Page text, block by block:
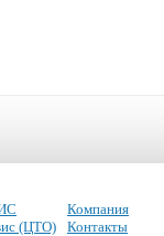
(ЦТО)
Компания
Контакты